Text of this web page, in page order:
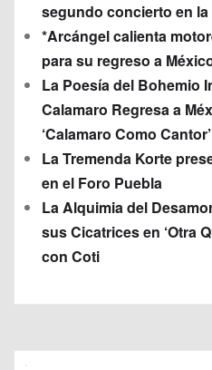
segundo concierto en la
*Arcángel calienta
para su regreso a
La Poesía del Bohemio
Calamaro Regresa a
‘Calamaro Como Cantor’
La Tremenda Korte
en el Foro Puebla
La Alquimia del
sus Cicatrices en ‘Otra
con Coti